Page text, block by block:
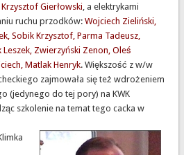
Gierłowski , a elektrykami
ruchu przodków: Wojciech Zieliński,
Sobik Krzysztof, Parma Tadeusz,
Zwierzyński Zenon, Oleś
Matlak Henryk. Większość z w/w
zajmowała się też wdrożeniem
(jedynego do tej pory) na KWK
szkolenie na temat tego cacka w